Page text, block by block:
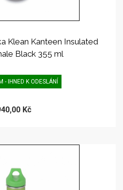
Klean Kanteen Insulated
Black 355 ml
- IHNED K ODESLÁNÍ
Kč